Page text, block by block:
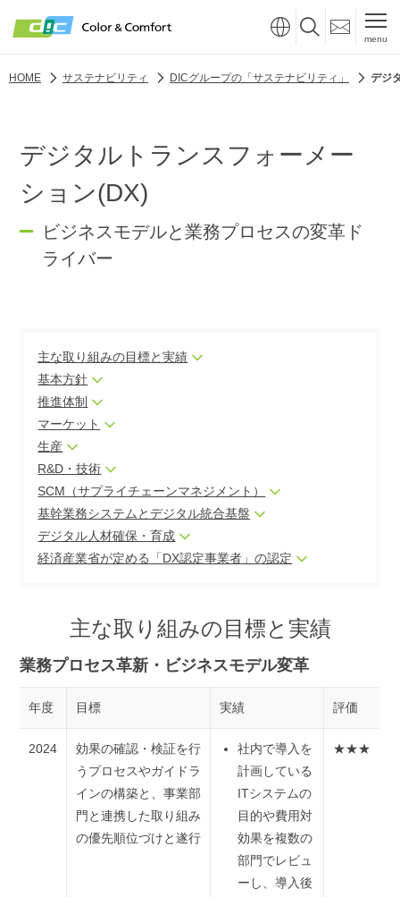
menu
HOME サステナビリティ DICグループの「サステナビリティ」 デジ
デジタルトランスフォーメー
ション(DX)
ビジネスモデルと業務プロセスの変革ド
ライバー
主な取り組みの目標と実績
基本方針
推進体制
マーケット
生産
R&D・技術
SCM（サプライチェーンマネジメント）
基幹業務システムとデジタル統合基盤
デジタル人材確保・育成
経済産業省が定める「DX認定事業者」の認定
主な取り組みの目標と実績
業務プロセス革新・ビジネスモデル変革
年度 目標 実績 評価
2024
効果の確認・検証を行
うプロセスやガイドラ
インの構築と、事業部
門と連携した取り組み
の優先順位づけと遂行
社内で導入を
計画している
ITシステムの
目的や費用対
効果を複数の
部門でレビュ
ーし、導入後
★★★